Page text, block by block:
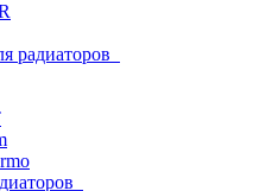
радиаторов